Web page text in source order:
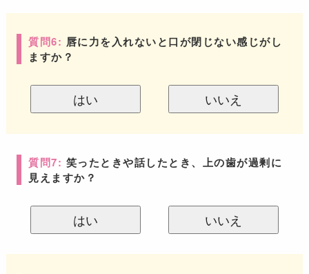
質問6: 唇に力を入れないと口が閉じない感じがし
ますか？
はい いいえ
質問7: 笑ったときや話したとき、上の歯が過剰に
見えますか？
はい いいえ